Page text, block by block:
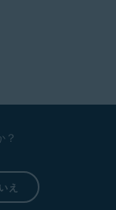
？
え